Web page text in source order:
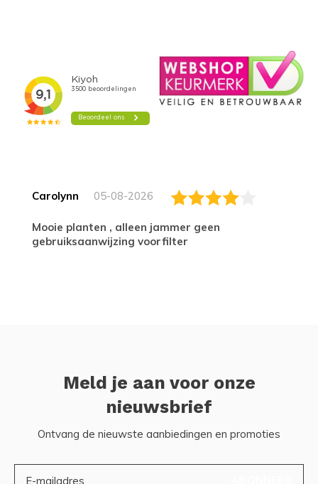
Carolynn 05-08-2026
Mooie planten , alleen jammer geen
gebruiksaanwijzing voorfilter
Meld je aan voor onze
nieuwsbrief
Ontvang de nieuwste aanbiedingen en promoties